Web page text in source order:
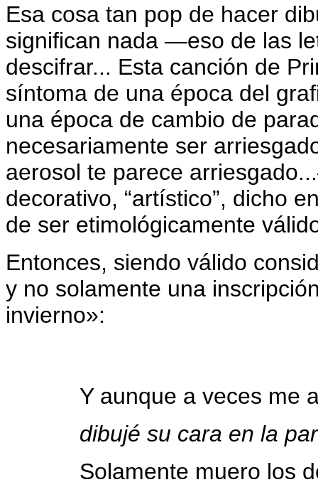
Esa cosa tan pop de hacer
significan nada —eso de las
descifrar... Esta canción de
síntoma de una época del
una época de cambio de
necesariamente ser
aerosol te parece
decorativo, “artístico”, dicho
de ser etimológicamente
Entonces, siendo válido
y no solamente una
invierno»:
Y aunque a veces me
dibujé su cara en la
Solamente muero los